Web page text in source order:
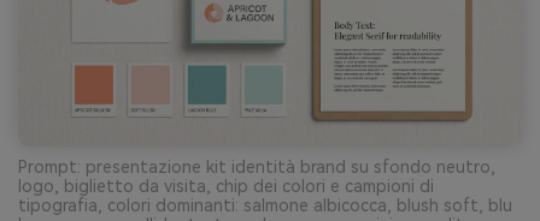
Prompt: presentazione kit identità brand su sfondo neutro,
logo, biglietto da visita, chip dei colori e campioni di
tipografia, colori dominanti: salmone albicocca, blush soft, blu